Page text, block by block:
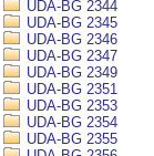
UDA-BG 2344
UDA-BG 2345
UDA-BG 2346
UDA-BG 2347
UDA-BG 2349
UDA-BG 2351
UDA-BG 2353
UDA-BG 2354
UDA-BG 2355